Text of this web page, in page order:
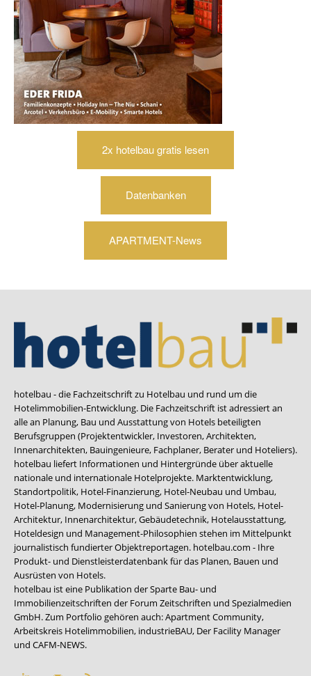
2x hotelbau gratis lesen
Datenbanken
APARTMENT-News
hotelbau - die Fachzeitschrift zu Hotelbau und rund um die
Hotelimmobilien-Entwicklung. Die Fachzeitschrift ist adressiert an
alle an Planung, Bau und Ausstattung von Hotels beteiligten
Berufsgruppen (Projektentwickler, Investoren, Architekten,
Innenarchitekten, Bauingenieure, Fachplaner, Berater und Hoteliers).
hotelbau liefert Informationen und Hintergründe über aktuelle
nationale und internationale Hotelprojekte. Marktentwicklung,
Standortpolitik, Hotel-Finanzierung, Hotel-Neubau und Umbau,
Hotel-Planung, Modernisierung und Sanierung von Hotels, Hotel-
Architektur, Innenarchitektur, Gebäudetechnik, Hotelausstattung,
Hoteldesign und Management-Philosophien stehen im Mittelpunkt
journalistisch fundierter Objektreportagen. hotelbau.com - Ihre
Produkt- und Dienstleisterdatenbank für das Planen, Bauen und
Ausrüsten von Hotels.
hotelbau ist eine Publikation der Sparte Bau- und
Immobilienzeitschriften der Forum Zeitschriften und Spezialmedien
GmbH. Zum Portfolio gehören auch:Apartment Community,
Arbeitskreis Hotelimmobilien, industrieBAU, Der Facility Manager
und CAFM-NEWS.